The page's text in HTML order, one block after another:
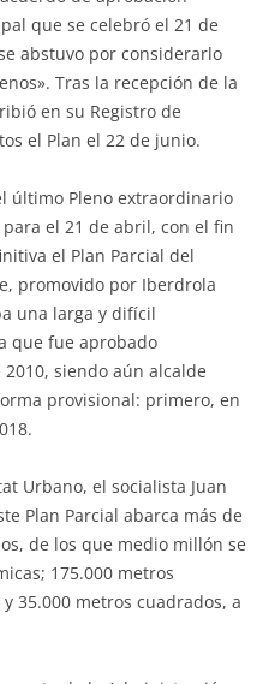
que se celebró el 21 de
abstuvo por considerarlo
Tras la recepción de la
en su Registro de
el Plan el 22 de junio.
último Pleno extraordinario
el 21 de abril, con el fin
el Plan Parcial del
promovido por Iberdrola
una larga y difícil
que fue aprobado
siendo aún alcalde
provisional: primero, en
Urbano, el socialista Juan
Plan Parcial abarca más de
de los que medio millón se
175.000 metros
35.000 metros cuadrados, a